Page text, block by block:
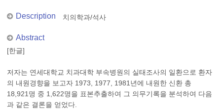
Description 치의학과/석사
Abstract
[한글]
저자는 연세대학교 치과대학 부속병원의 실태조사의 일환으로 환자
의 내원경향을 보고자 1973, 1977, 1981년에 내원한 신환 총
18,921명 중 1,622명을 표본추출하여 그 의무기록을 분석하여 다음
과 같은 결론을 얻었다.